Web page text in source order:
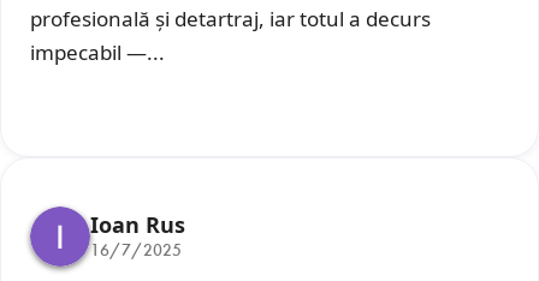
profesională și detartraj, iar totul a decurs
impecabil —...
Ioan Rus
16/7/2025